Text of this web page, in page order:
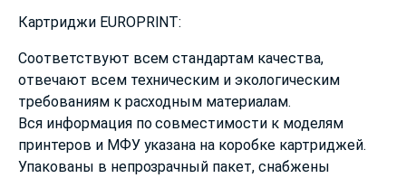
Картриджи EUROPRINT:
Соответствуют всем стандартам качества,
отвечают всем техническим и экологическим
требованиям к расходным материалам.
Вся информация по совместимости к моделям
принтеров и МФУ указана на коробке картриджей.
Упакованы в непрозрачный пакет, снабжены